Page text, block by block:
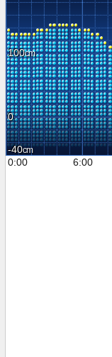
100
0
-40
0:00
6:00